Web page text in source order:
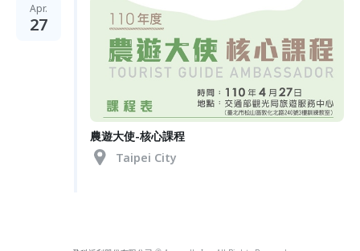
Apr.
27
農遊大使-核心課程
Taipei City